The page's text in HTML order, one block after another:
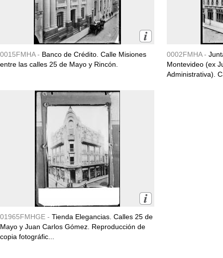
0015FMHA - Banco de Crédito. Calle Misiones
entre las calles 25 de Mayo y Rincón.
0002FMHA -
Montevideo (ex
Administrativa).
01965FMHGE - Tienda Elegancias. Calles 25 de
Mayo y Juan Carlos Gómez. Reproducción de
copia fotográfic...